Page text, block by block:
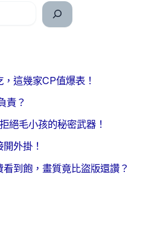
這幾家CP值爆表！
責？
絕毛小孩的秘密武器！
外掛！
到飽，畫質竟比盜版還讚？